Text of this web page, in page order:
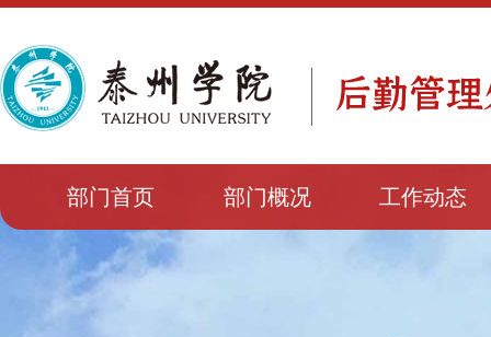
部门首页 部门概况 工作动态